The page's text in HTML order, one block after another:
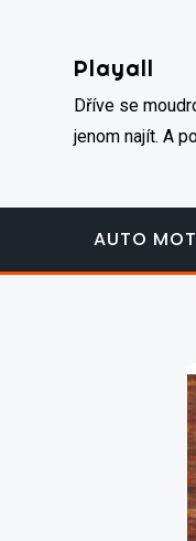
Playall
Dříve se
jenom najít. A
AUTO